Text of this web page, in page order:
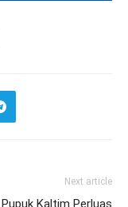
Next article
Pupuk Kaltim Perluas